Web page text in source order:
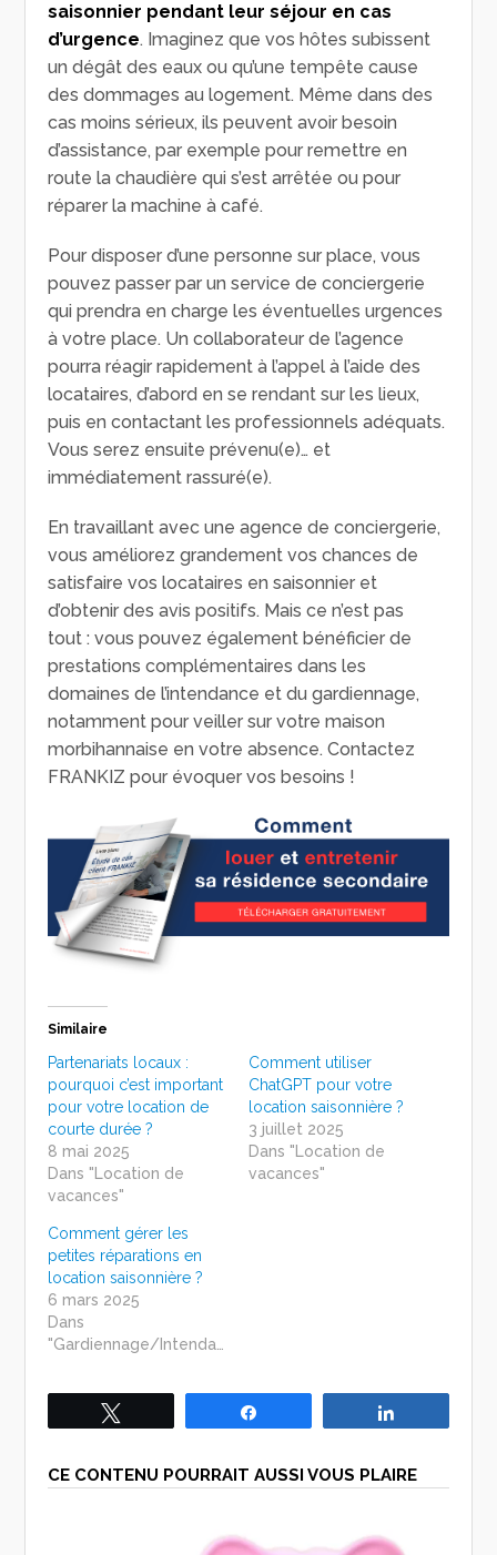
saisonnier pendant leur séjour en cas
d’urgence. Imaginez que vos hôtes subissent
un dégât des eaux ou qu’une tempête cause
des dommages au logement. Même dans des
cas moins sérieux, ils peuvent avoir besoin
d’assistance, par exemple pour remettre en
route la chaudière qui s’est arrêtée ou pour
réparer la machine à café.
Pour disposer d’une personne sur place, vous
pouvez passer par un service de conciergerie
qui prendra en charge les éventuelles urgences
à votre place. Un collaborateur de l’agence
pourra réagir rapidement à l’appel à l’aide des
locataires, d’abord en se rendant sur les lieux,
puis en contactant les professionnels adéquats.
Vous serez ensuite prévenu(e)… et
immédiatement rassuré(e).
En travaillant avec une agence de conciergerie,
vous améliorez grandement vos chances de
satisfaire vos locataires en saisonnier et
d’obtenir des avis positifs. Mais ce n’est pas
tout : vous pouvez également bénéficier de
prestations complémentaires dans les
domaines de l’intendance et du gardiennage,
notamment pour veiller sur votre maison
morbihannaise en votre absence. Contactez
FRANKIZ pour évoquer vos besoins !
Similaire
Partenariats locaux :
pourquoi c’est important
pour votre location de
courte durée ?
8 mai 2025
Dans "Location de
vacances"
Comment utiliser
ChatGPT pour votre
location saisonnière ?
3 juillet 2025
Dans "Location de
vacances"
Comment gérer les
petites réparations en
location saisonnière ?
6 mars 2025
Dans
CE CONTENU POURRAIT AUSSI VOUS PLAIRE